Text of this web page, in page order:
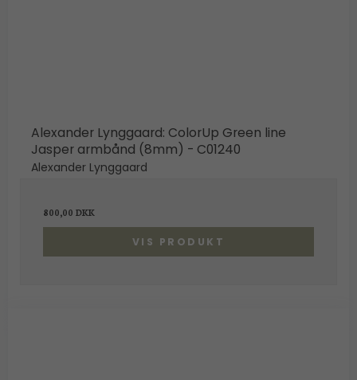
Alexander Lynggaard: ColorUp Green line
Jasper armbånd (8mm) - C01240
Alexander Lynggaard
800,00 DKK
VIS PRODUKT